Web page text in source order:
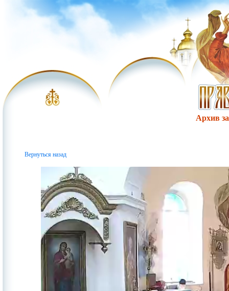
Архив
Вернуться назад